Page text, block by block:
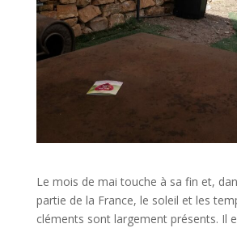
Le mois de mai touche à sa fin et,
partie de la France, le soleil et les
cléments sont largement présents. Il